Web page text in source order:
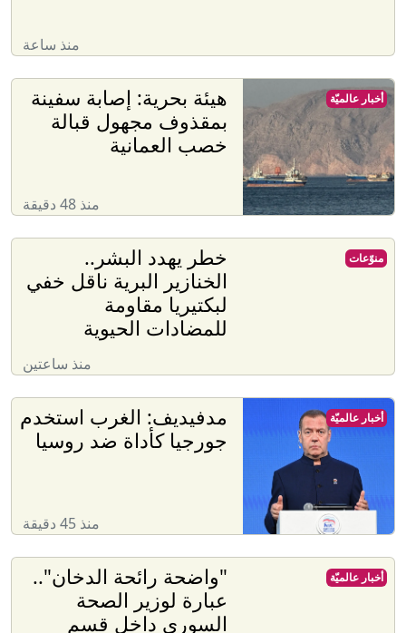
منذ ساعة
هيئة بحرية: إصابة سفينة
بمقذوف مجهول قبالة
خصب العمانية
منذ 48 دقيقة
أخبار عالميّة
خطر يهدد البشر..
الخنازير البرية ناقل خفي
لبكتيريا مقاومة
للمضادات الحيوية
منذ ساعتين
منوّعات
مدفيديف: الغرب استخدم
جورجيا كأداة ضد روسيا
منذ 45 دقيقة
أخبار عالميّة
"واضحة رائحة الدخان"..
عبارة لوزير الصحة
السوري داخل قسم
أخبار عالميّة